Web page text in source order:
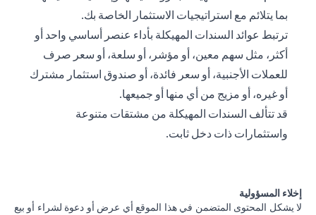
بما يتلائم مع استراتيجيات الاستثمار الخاصة بك.
ترتبط عوائد السندات المهيكلة بأداء عنصر أساسي واحد أو
أكثر، مثل سهم معين، أو مؤشر، أو سلعة، أو سعر صرف
للعملات الأجنبية، أو سعر فائدة، أو صندوق استثمار مشترك
أو غيره، أو مزيج من أي منها أو جميعها.
قد تتألف السندات المهيكلة من مشتقات متنوعة
واستثمارات ذات دخل ثابت.
إخلاء المسؤولية
لا يشكل المحتوى المتضمن في هذا الموقع أي عرض أو دعوة لشراء أو بيع